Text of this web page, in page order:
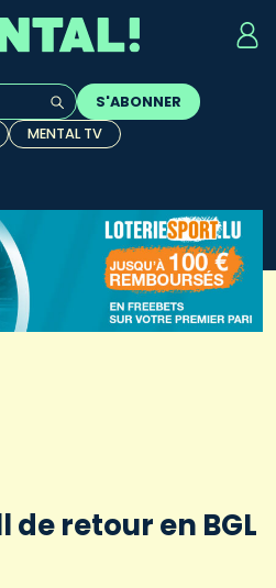
complétion sont
S'ABONNER
MENTAL TV
de retour en BGL